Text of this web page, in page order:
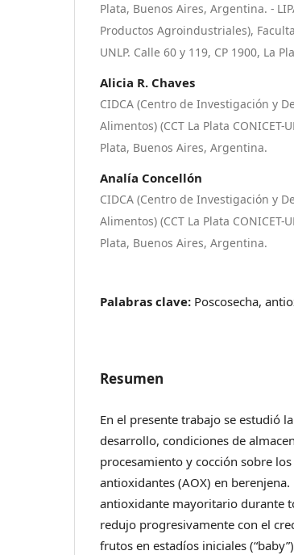
Plata, Buenos Aires, Argentina. -
Productos Agroindustriales),
UNLP. Calle 60 y 119, CP 1900, La
Alicia R. Chaves
CIDCA (Centro de Investigación y
Alimentos) (CCT La Plata CONICET-
Plata, Buenos Aires, Argentina.
Analía Concellón
CIDCA (Centro de Investigación y
Alimentos) (CCT La Plata CONICET-
Plata, Buenos Aires, Argentina.
Palabras clave: Poscosecha,
Resumen
En el presente trabajo se estudió
desarrollo, condiciones de
procesamiento y cocción sobre
antioxidantes (AOX) en
antioxidante mayoritario durante
redujo progresivamente con el
frutos en estadíos iniciales